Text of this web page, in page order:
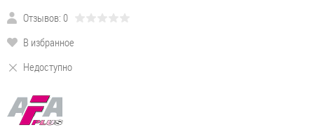
Отзывов: 0
В избранное
Недоступно